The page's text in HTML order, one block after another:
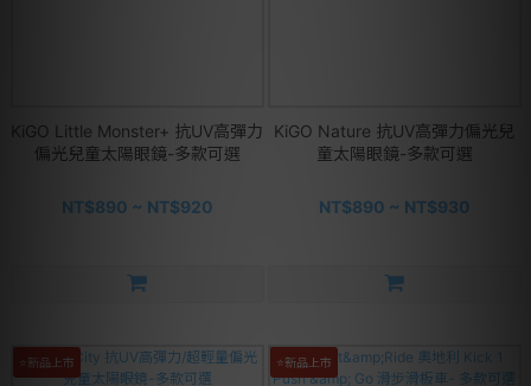
KiGO Little Monster+ 抗UV高彈力
偏光兒童太陽眼鏡-多款可選
NT$890 ~ NT$920
KiGO Nature 抗UV高彈力偏光兒
童太陽眼鏡-多款可選
NT$890 ~ NT$930
⭐新品上市 ⭐新品上市